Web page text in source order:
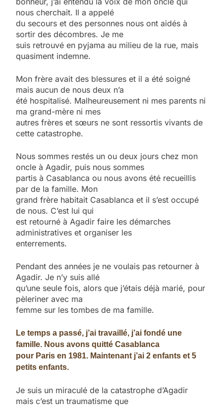
nous cherchait. Il a appelé
du secours et des personnes nous ont aidés à
sortir des décombres. Je me
suis retrouvé en pyjama au milieu de la rue, mais
quasiment indemne.
Mon frère avait des blessures et il a été soigné
mais aucun de nous deux n’a
été hospitalisé. Malheureusement ni mes parents ni
ma grand-mère ni mes
autres frères et sœurs ne sont ressortis vivants de
cette catastrophe.
Nous sommes restés un ou deux jours chez mon
oncle à Agadir, puis nous sommes
partis à Casablanca ou nous avons été recueillis
par de la famille. Mon
grand frère habitait Casablanca et il s’est occupé
de nous. C’est lui qui
est retourné à Agadir faire les démarches
administratives et organiser les
enterrements.
Pendant des années je ne voulais pas retourner à
Agadir. Je n’y suis allé
qu’une seule fois, alors que j’étais déjà marié, pour
pèleriner avec ma
femme sur les tombes de ma famille.
Le temps a passé, j’ai travaillé, j’ai fondé une
famille. Nous avons quitté Casablanca
pour Paris en 1981. Maintenant j’ai 2 enfants et 5
petits enfants.
Je suis un miraculé de la catastrophe d’Agadir
mais c’est un traumatisme que